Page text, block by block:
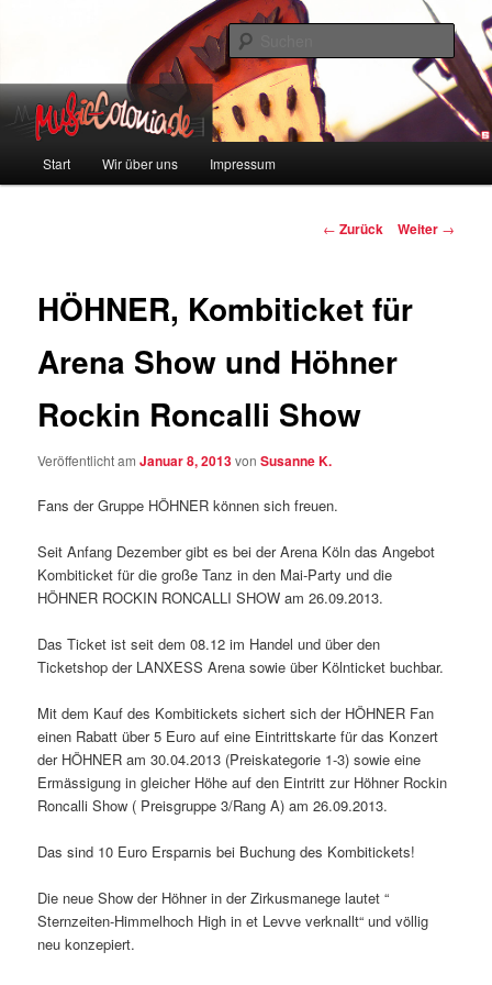
music-colonia
Start Wir über uns Impressum
Beitragsnavigation
← Zurück Weiter →
HÖHNER, Kombiticket für
Arena Show und Höhner
Rockin Roncalli Show
Veröffentlicht amJanuar 8, 2013vonSusanne K.
Fans der Gruppe HÖHNER können sich freuen.
Seit Anfang Dezember gibt es bei der Arena Köln das Angebot
Kombiticket für die große Tanz in den Mai-Party und die
HÖHNER ROCKIN RONCALLI SHOW am 26.09.2013.
Das Ticket ist seit dem 08.12 im Handel und über den
Ticketshop der LANXESS Arena sowie über Kölnticket buchbar.
Mit dem Kauf des Kombitickets sichert sich der HÖHNER Fan
einen Rabatt über 5 Euro auf eine Eintrittskarte für das Konzert
der HÖHNER am 30.04.2013 (Preiskategorie 1-3) sowie eine
Ermässigung in gleicher Höhe auf den Eintritt zur Höhner Rockin
Roncalli Show ( Preisgruppe 3/Rang A) am 26.09.2013.
Das sind 10 Euro Ersparnis bei Buchung des Kombitickets!
Die neue Show der Höhner in der Zirkusmanege lautet “
Sternzeiten-Himmelhoch High in et Levve verknallt“ und völlig
neu konzepiert.